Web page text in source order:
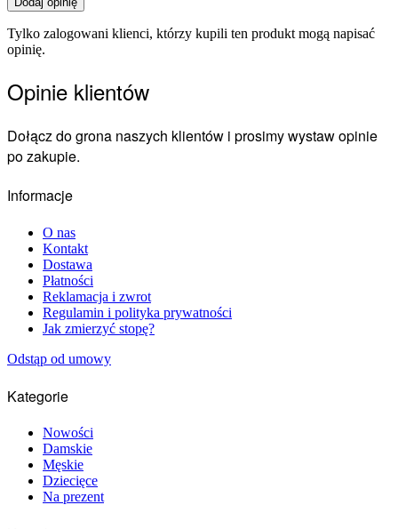
Tylko zalogowani klienci, którzy kupili ten produkt mogą napisać
opinię.
Opinie klientów
Dołącz do grona naszych klientów i prosimy wystaw opinie
po zakupie.
Informacje
O nas
Kontakt
Dostawa
Płatności
Reklamacja i zwrot
Regulamin i polityka prywatności
Jak zmierzyć stopę?
Odstąp od umowy
Kategorie
Nowości
Damskie
Męskie
Dziecięce
Na prezent